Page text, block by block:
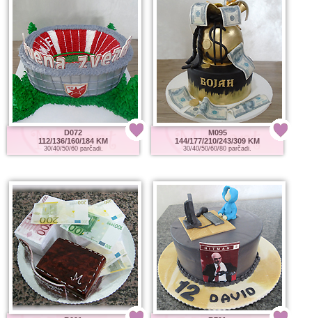
D072
112/136/160/184 KM
30/40/50/60 parčadi.
M095
144/177/210/243/309 KM
30/40/50/60/80 parčadi.